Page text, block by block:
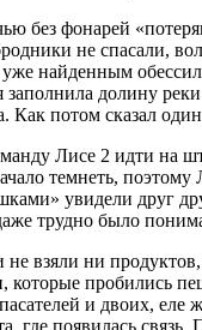
без фонарей
не спасали,
найденным
заполнила долину
Как потом сказал
Лисе 2 идти на
темнеть, поэтому
увидели друг
трудно было
не взяли ни
которые пробились
и двоих,